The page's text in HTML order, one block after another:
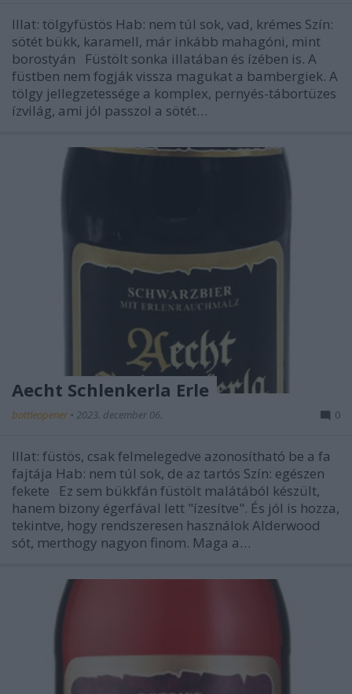
Illat: tölgyfüstös Hab: nem túl sok, vad, krémes Szín:
sötét bükk, karamell, már inkább mahagóni, mint
borostyán Füstölt sonka illatában és ízében is. A
füstben nem fogják vissza magukat a bambergiek. A
tölgy jellegzetessége a komplex, pernyés-tábortüzes
ízvilág, ami jól passzol a sötét…
Aecht Schlenkerla Erle
bottleopener • 2023. december 06. 0
Illat: füstös, csak felmelegedve azonosítható be a fa
fajtája Hab: nem túl sok, de az tartós Szín: egészen
fekete Ez sem bükkfán füstölt malátából készült,
hanem bizony égerfával lett "ízesítve". És jól is hozza,
tekintve, hogy rendszeresen használok Alderwood
sót, merthogy nagyon finom. Maga a…